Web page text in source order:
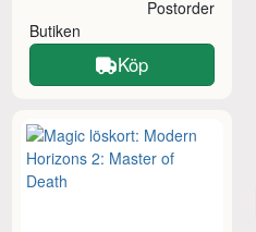
Butiken
Postorder
Köp